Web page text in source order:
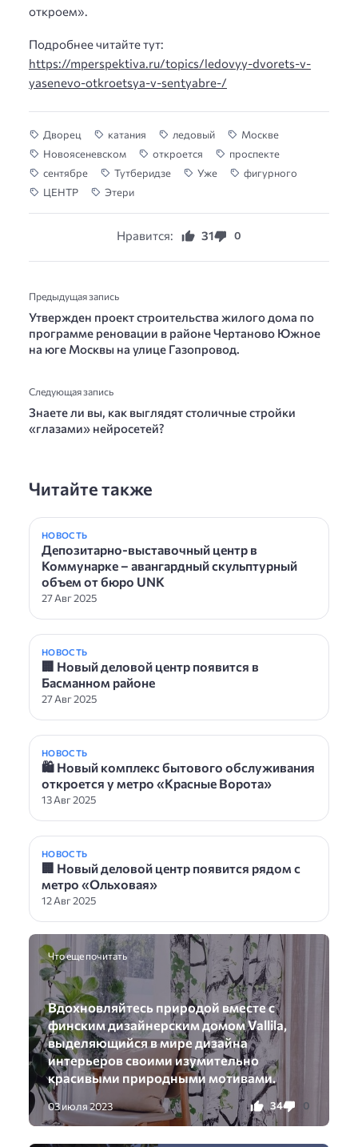
откроем».
Подробнее читайте тут:
https://mperspektiva.ru/topics/ledovyy-dvorets-v-
yasenevo-otkroetsya-v-sentyabre-/
Дворец катания ледовый
Москве
Новоясеневском
откроется
проспекте
сентябре
Тутберидзе Уже
фигурного
ЦЕНТР
Этери
Нравится: 31 0
Предыдущая запись
Утвержден проект строительства жилого дома по
программе реновации в районе Чертаново Южное
на юге Москвы на улице Газопровод.
Следующая запись
Знаете ли вы, как выглядят столичные стройки
«глазами» нейросетей?
Читайте также
НОВОСТЬ
Депозитарно-выставочный центр в
Коммунарке – авангардный скульптурный
объем от бюро UNK
27 Авг 2025
НОВОСТЬ
🏢 Новый деловой центр появится в
Басманном районе
27 Авг 2025
НОВОСТЬ
🛍 Новый комплекс бытового обслуживания
откроется у метро «Красные Ворота»
13 Авг 2025
НОВОСТЬ
🏢 Новый деловой центр появится рядом с
метро «Ольховая»
12 Авг 2025
Что еще почитать
Вдохновляйтесь природой вместе с
финским дизайнерским домом Vallila,
выделяющийся в мире дизайна
интерьеров своими изумительно
красивыми природными мотивами.
03 июля 2023 34 0